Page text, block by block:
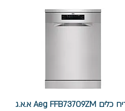
מדיח כלים Aeg FFB73709ZM א.א.ג